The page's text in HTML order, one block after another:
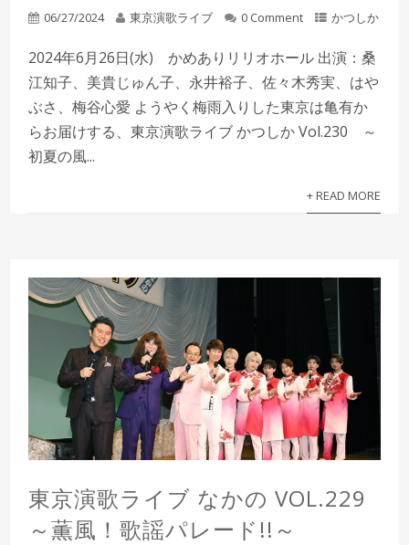
06/27/2024 東京演歌ライブ 0 Comment かつしか
2024年6月26日(水) かめありリリオホール 出演：桑
江知子、美貴じゅん子、永井裕子、佐々木秀実、はや
ぶさ、梅谷心愛 ようやく梅雨入りした東京は亀有か
らお届けする、東京演歌ライブ かつしか Vol.230 ～
初夏の風...
+ READ MORE
東京演歌ライブ なかの VOL.229
～薫風！歌謡パレード!!～